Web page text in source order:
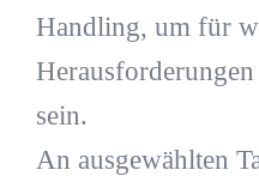
Handling, um für
Herausforderungen
sein.
An ausgewählten